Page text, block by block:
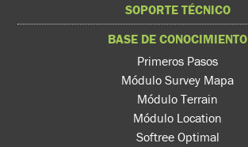
SOPORTE TÉCNICO
BASE DE CONOCIMIENTO
Primeros Pasos
Módulo Survey Mapa
Módulo Terrain
Módulo Location
Softree Optimal